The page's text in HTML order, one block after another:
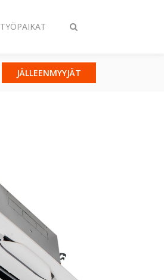
Vaihda
TYÖPAIKAT
JÄLLEENMYYJÄT